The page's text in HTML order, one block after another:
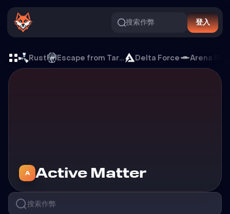
搜索作弊 登入
Active Matter 游戏外挂
Rust Escape from Tarkov Delta Force Arena
A Active Matter游戏外挂